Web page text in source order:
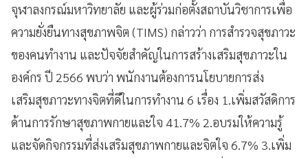
จุฬาลงกรณ์มหาวิทยาลัย และผู้ร่วมก่อตั้งสถาบันวิชาการเพื่อ
ความยั่งยืนทางสุขภาพจิต (TIMS) กล่าวว่า การสำรวจสุขภาวะ
ของคนทำงาน และปัจจัยสำคัญในการสร้างเสริมสุขภาวะใน
องค์กร ปี 2566 พบว่า พนักงานต้องการนโยบายการส่ง
เสริมสุขภาวะทางจิตที่ดีในการทำงาน 6 เรื่อง 1.เพิ่มสวัสดิการ
ด้านการรักษาสุขภาพกายและใจ 41.7% 2.อบรมให้ความรู้
และจัดกิจกรรมที่ส่งเสริมสุขภาพกายและจิตใจ 6.7% 3.เพิ่ม